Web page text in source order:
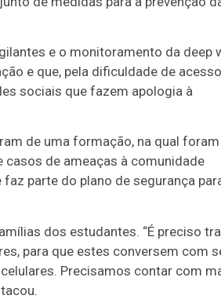
e o monitoramento da deep
e que, pela dificuldade de
sociais que fazem apologia à
de uma formação, na qual foram
de ameaças à comunidade
parte do plano de segurança
dos estudantes. “É preciso
para que estes conversem com
Precisamos contar com